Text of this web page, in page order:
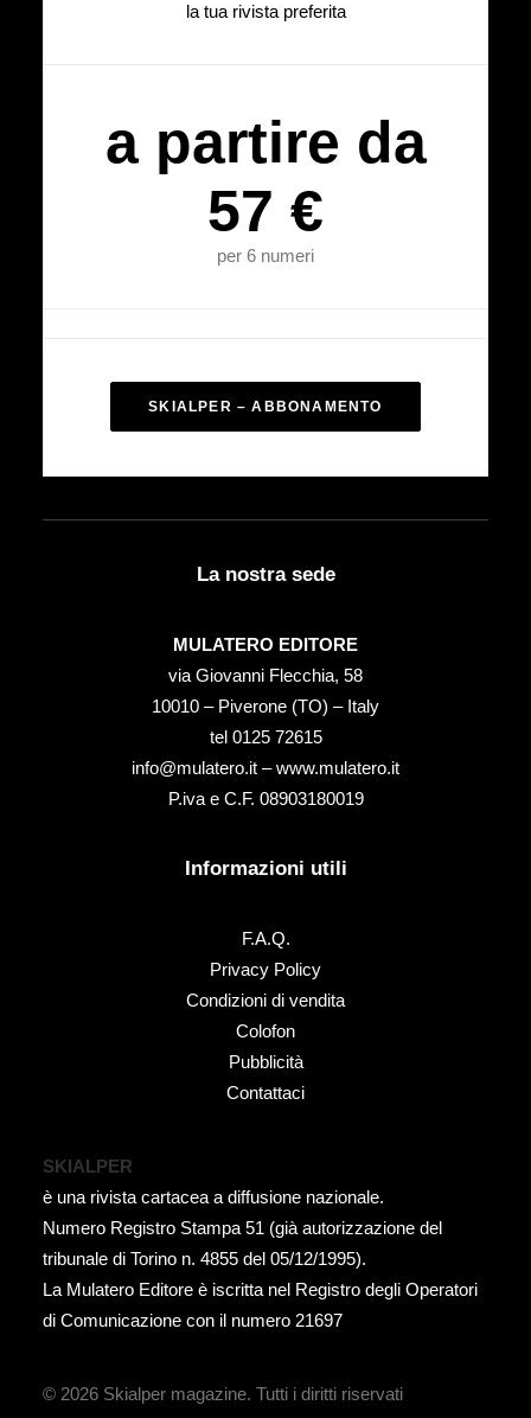
la tua rivista preferita
a partire da
57 €
per 6 numeri
SKIALPER – ABBONAMENTO
La nostra sede
MULATERO EDITORE
via Giovanni Flecchia, 58
10010 – Piverone (TO) – Italy
tel ‭0125 72615‬
info@mulatero.it –www.mulatero.it
P.iva e C.F. 08903180019
Informazioni utili
F.A.Q.
Privacy Policy
Condizioni di vendita
Colofon
Pubblicità
Contattaci
SKIALPER
è una rivista cartacea a diffusione nazionale.
Numero Registro Stampa 51 (già autorizzazione del
tribunale di Torino n. 4855 del 05/12/1995).
La Mulatero Editore è iscritta nel Registro degli Operatori
di Comunicazione con il numero 21697
© 2026 Skialper magazine. Tutti i diritti riservati